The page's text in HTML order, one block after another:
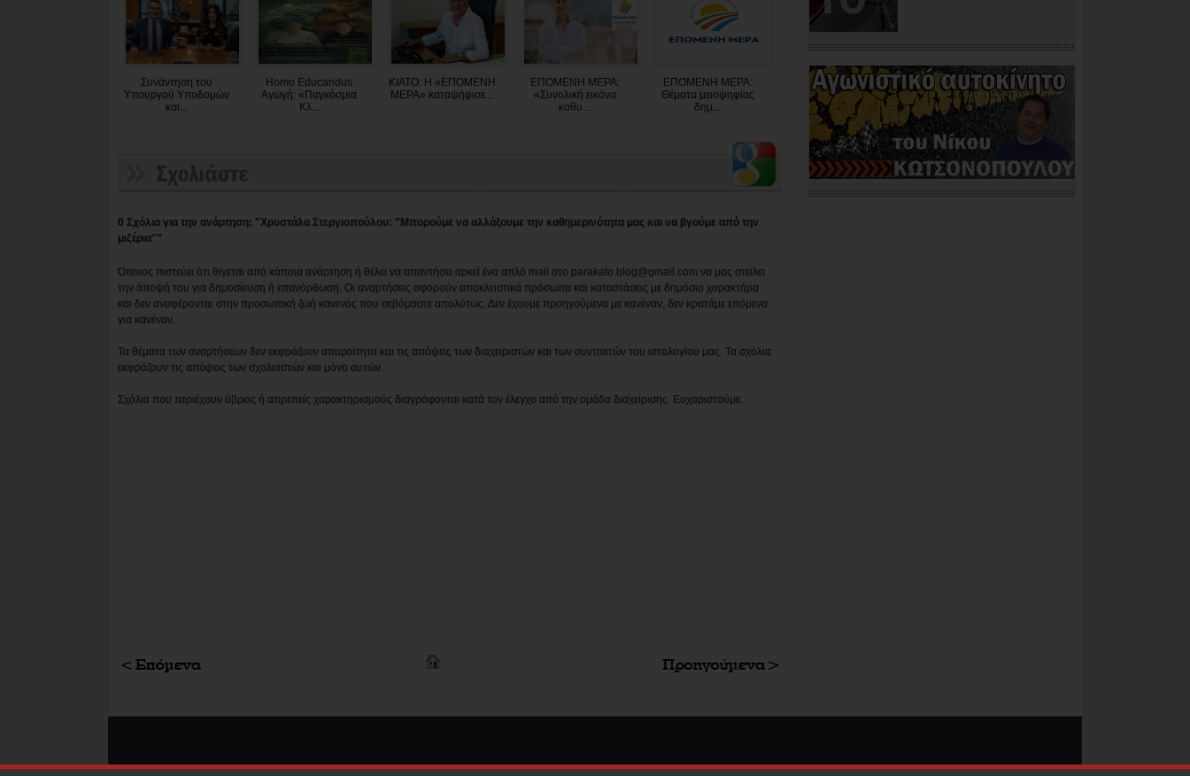
Συνάντηση του
Υπουργού Υποδομών
και...
Homo Educandus
Αγωγή: «Παγκόσμια
Κλ...
ΚΙΑΤΟ: Η «ΕΠΟΜΕΝΗ
ΜΕΡΑ» καταψήφισε...
ΕΠΟΜΕΝΗ ΜΕΡΑ:
«Συνολική εικόνα
καθυ...
ΕΠΟΜΕΝΗ ΜΕΡΑ:
Θέματα μειοψηφίας
δημ...
0 Σχόλια για την ανάρτηση: "Χρυστάλα Στεργιοπούλου: "Μπορούμε να αλλάξουμε την καθημερινότητα μας και να βγούμε από την
μιζέρια""
Όποιος πιστεύει ότι θίγεται από κάποια ανάρτηση ή θέλει να απαντήσει αρκεί ένα απλό mail στο parakato.blog@gmail.com να μας στείλει
την άποψή του για δημοσίευση ή επανόρθωση. Οι αναρτήσεις αφορούν αποκλειστικά πρόσωπα και καταστάσεις με δημόσιο χαρακτήρα
και δεν αναφέρονται στην προσωπική ζωή κανενός που σεβόμαστε απολύτως. Δεν έχουμε προηγούμενα με κανέναν, δεν κρατάμε επόμενα
για κανέναν.
Τα θέματα των αναρτήσεων δεν εκφράζουν απαραίτητα και τις απόψεις των διαχειριστών και των συντακτών του ιστολογίου μας. Τα σχόλια
εκφράζουν τις απόψεις των σχολιαστών και μόνο αυτών.
Σχόλια που περιέχουν ύβρεις ή απρεπείς χαρακτηρισμούς διαγράφονται κατά τον έλεγχο από την ομάδα διαχείρισης. Ευχαριστούμε.